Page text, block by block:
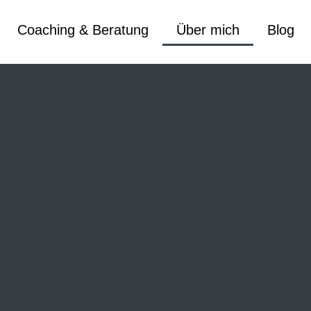
Coaching & Beratung Über mich Blog